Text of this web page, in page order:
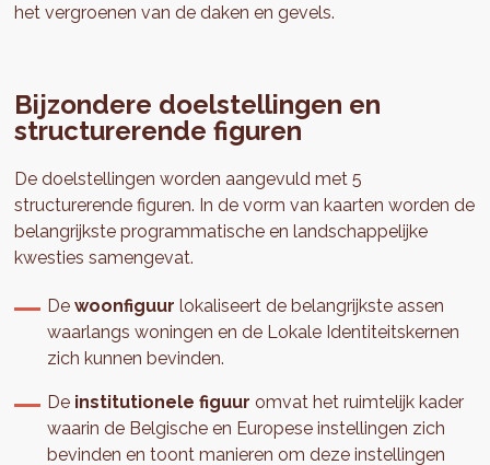
het vergroenen van de daken en gevels.
Bijzondere doelstellingen en
structurerende figuren
De doelstellingen worden aangevuld met 5
structurerende figuren. In de vorm van kaarten worden de
belangrijkste programmatische en landschappelijke
kwesties samengevat.
Dewoonfiguur lokaliseert de belangrijkste assen
waarlangs woningen en de Lokale Identiteitskernen
zich kunnen bevinden.
De institutionele figuur omvat het ruimtelijk kader
waarin de Belgische en Europese instellingen zich
bevinden en toont manieren om deze instellingen